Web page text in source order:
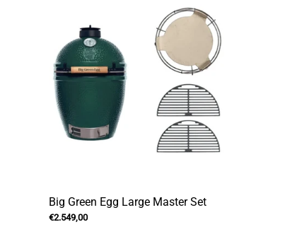
Big Green Egg Large Master Set
€2.549,00